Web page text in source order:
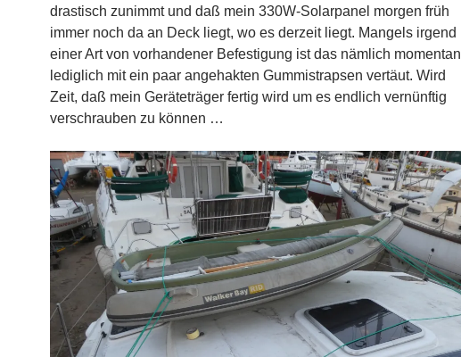
drastisch zunimmt und daß mein 330W-Solarpanel morgen früh
immer noch da an Deck liegt, wo es derzeit liegt. Mangels irgend
einer Art von vorhandener Befestigung ist das nämlich momentan
lediglich mit ein paar angehakten Gummistrapsen vertäut. Wird
Zeit, daß mein Geräteträger fertig wird um es endlich vernünftig
verschrauben zu können …